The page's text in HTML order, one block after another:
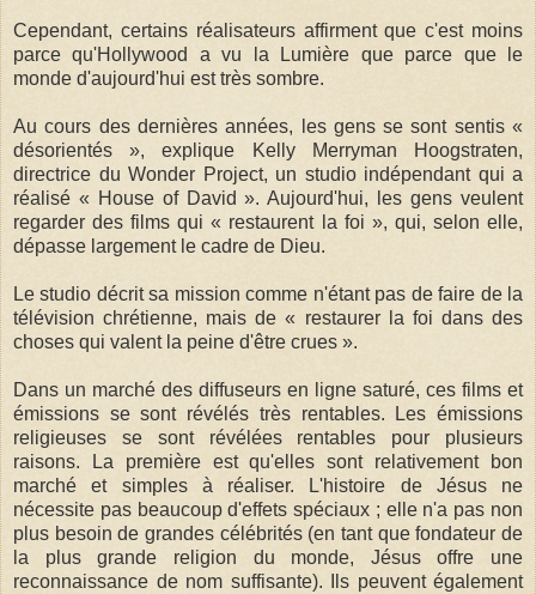
Cependant, certains réalisateurs affirment que c'est moins
parce qu'Hollywood a vu la Lumière que parce que le
monde d'aujourd'hui est très sombre.
Au cours des dernières années, les gens se sont sentis «
désorientés », explique Kelly Merryman Hoogstraten,
directrice du Wonder Project, un studio indépendant qui a
réalisé « House of David ». Aujourd'hui, les gens veulent
regarder des films qui « restaurent la foi », qui, selon elle,
dépasse largement le cadre de Dieu.
Le studio décrit sa mission comme n'étant pas de faire de la
télévision chrétienne, mais de « restaurer la foi dans des
choses qui valent la peine d'être crues ».
Dans un marché des diffuseurs en ligne saturé, ces films et
émissions se sont révélés très rentables. Les émissions
religieuses se sont révélées rentables pour plusieurs
raisons. La première est qu'elles sont relativement bon
marché et simples à réaliser. L'histoire de Jésus ne
nécessite pas beaucoup d'effets spéciaux ; elle n'a pas non
plus besoin de grandes célébrités (en tant que fondateur de
la plus grande religion du monde, Jésus offre une
reconnaissance de nom suffisante). Ils peuvent également